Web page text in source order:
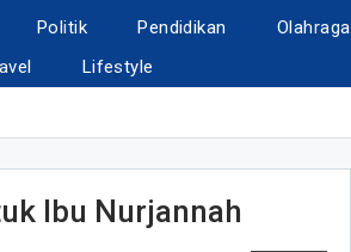
Politik Pendidikan Olahraga
Lifestyle
Ibu Nurjannah